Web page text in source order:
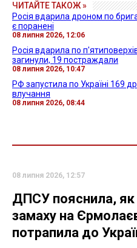
ЧИТАЙТЕ ТАКОЖ »
Росія вдарила дроном по
є поранені
08 липня 2026, 12:06
Росія вдарила по
загинули, 19 постраждали
08 липня 2026, 10:47
РФ запустила по Україні 169
влучання
08 липня 2026, 08:44
08 липня 2026, 12:57
ДПСУ пояснила, як
замаху на
потрапила до